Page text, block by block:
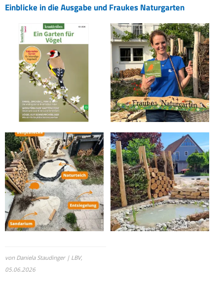
Einblicke in die Ausgabe und Fraukes Naturgarten
von Daniela Staudinger | LBV,
05.06.2026